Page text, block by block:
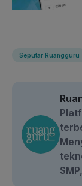
Seputar Ruangguru